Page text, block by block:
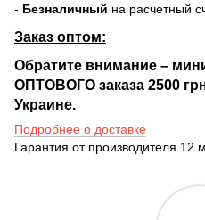
- Безналичный на расчетный
Заказ оптом:
Обратите внимание –
ОПТОВОГО заказа 2500
Украине.
Подробнее о доставке
Гарантия от производителя 12